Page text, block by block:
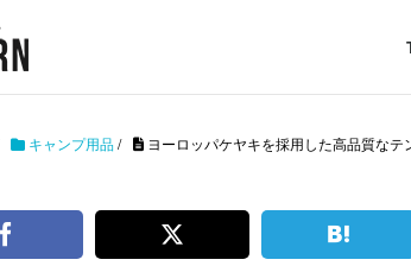
キャンプ用品/ ヨーロッパケヤキを採用した高品質な